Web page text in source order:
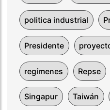
politica industrial
Presidente
regímenes Repse
Singapur Taiwán